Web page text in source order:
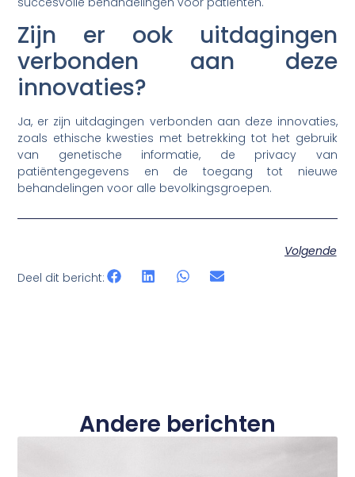
Zijn er ook uitdagingen
verbonden aan deze
innovaties?
Ja, er zijn uitdagingen verbonden aan deze innovaties,
zoals ethische kwesties met betrekking tot het gebruik
van genetische informatie, de privacy van
patiëntengegevens en de toegang tot nieuwe
behandelingen voor alle bevolkingsgroepen.
Volgende
Deel dit bericht:
Andere berichten